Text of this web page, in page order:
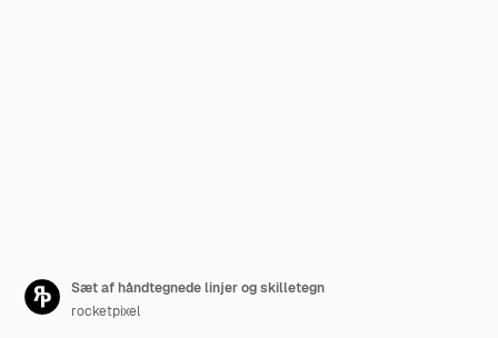
Sæt af håndtegnede linjer og skilletegn
rocketpixel